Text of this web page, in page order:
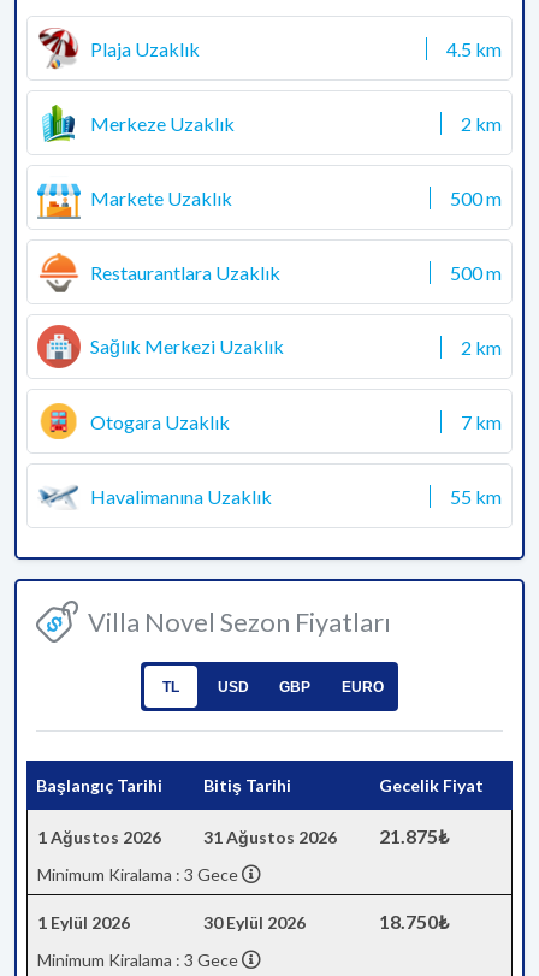
Plaja Uzaklık 4.5 km
Merkeze Uzaklık 2 km
Markete Uzaklık 500 m
Restaurantlara Uzaklık 500 m
Sağlık Merkezi Uzaklık 2 km
Otogara Uzaklık 7 km
Havalimanına Uzaklık 55 km
Villa Novel Sezon Fiyatları
TL USD GBP EURO
Başlangıç Tarihi Bitiş Tarihi Gecelik Fiyat
1 Ağustos 2026 31 Ağustos 2026 21.875₺
Minimum Kiralama : 3 Gece
1 Eylül 2026 30 Eylül 2026 18.750₺
Minimum Kiralama : 3 Gece